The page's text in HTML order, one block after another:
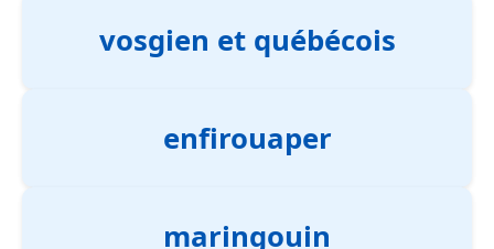
vosgien et québécois
enfirouaper
maringouin